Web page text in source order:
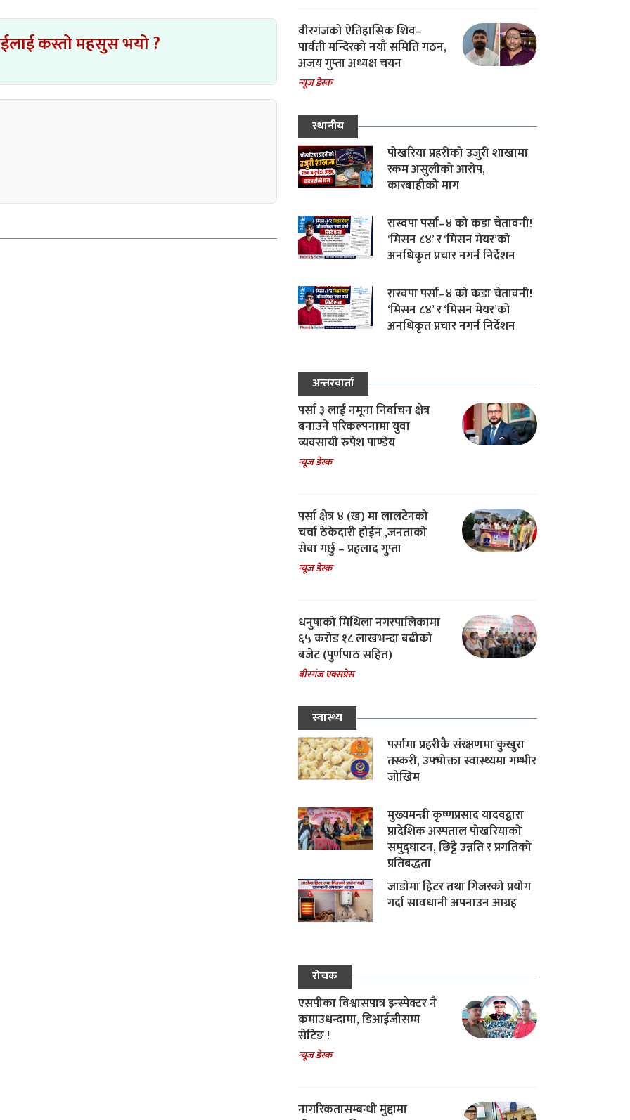
कस्तो महसुस भयो ?
वीरगंजको ऐतिहासिक शिव–
पार्वती मन्दिरको नयाँ समिति गठन,
अजय गुप्ता अध्यक्ष चयन
न्यूज डेस्क
स्थानीय
पोखरिया प्रहरीको उजुरी शाखामा
रकम असुलीको आरोप,
कारबाहीको माग
रास्वपा पर्सा–४ को कडा चेतावनी!
‘मिसन ८४’ र ‘मिसन मेयर’को
अनधिकृत प्रचार नगर्न निर्देशन
रास्वपा पर्सा–४ को कडा चेतावनी!
‘मिसन ८४’ र ‘मिसन मेयर’को
अनधिकृत प्रचार नगर्न निर्देशन
अन्तरवार्ता
पर्सा ३ लाई नमूना निर्वाचन क्षेत्र
बनाउने परिकल्पनामा युवा
व्यवसायी रुपेश पाण्डेय
न्यूज डेस्क
पर्सा क्षेत्र ४ (ख) मा लालटेनको
चर्चा ठेकेदारी होईन ,जनताको
सेवा गर्छु – प्रहलाद गुप्ता
न्यूज डेस्क
धनुषाको मिथिला नगरपालिकामा
६५ करोड १८ लाखभन्दा बढीको
बजेट (पुर्णपाठ सहित)
बीरगंज एक्सप्रेस
स्वास्थ्य
पर्सामा प्रहरीकै संरक्षणमा कुखुरा
तस्करी, उपभोक्ता स्वास्थ्यमा गम्भीर
जोखिम
मुख्यमन्त्री कृष्णप्रसाद यादवद्वारा
प्रादेशिक अस्पताल पोखरियाको
समुद्घाटन, छिट्टै उन्नति र प्रगतिको
प्रतिबद्धता
जाडोमा हिटर तथा गिजरको प्रयोग
गर्दा सावधानी अपनाउन आग्रह
रोचक
एसपीका विश्वासपात्र इन्स्पेक्टर नै
कमाउधन्दामा, डिआईजीसम्म
सेटिङ !
न्यूज डेस्क
नागरिकतासम्बन्धी मुद्दामा